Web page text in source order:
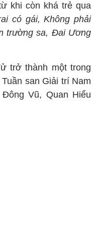
khi còn khá trẻ qua
có gái, Không phải
trường sa, Đai Ương
trở thành một trong
san Giải trí Nam
Vũ, Quan Hiểu